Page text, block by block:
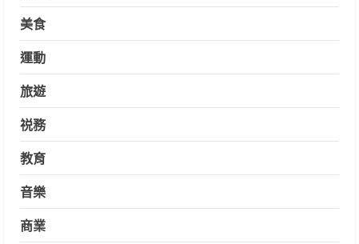
美食
運動
旅遊
祱務
教育
音樂
商業